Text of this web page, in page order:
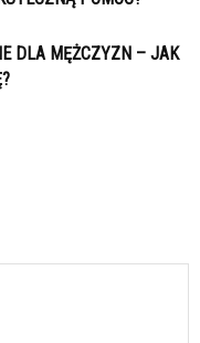
DLA MĘŻCZYZN – JAK